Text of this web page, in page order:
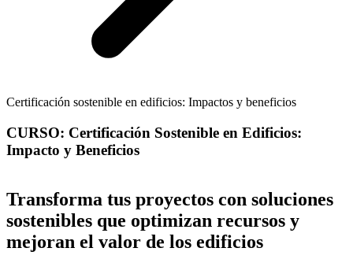
Certificación sostenible en edificios: Impactos y beneficios
CURSO: Certificación Sostenible en Edificios:
Impacto y Beneficios
Transforma tus proyectos con soluciones
sostenibles que optimizan recursos y
mejoran el valor de los edificios